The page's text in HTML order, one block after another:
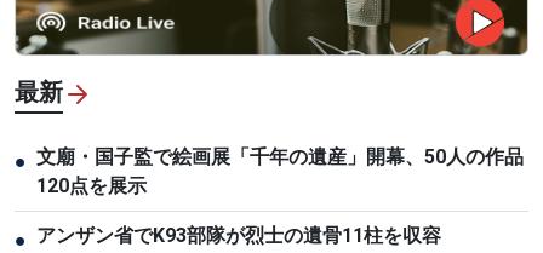
最新
● 文廟・国子監で絵画展「千年の遺産」開幕、50人の作品
120点を展示
● アンザン省でK93部隊が烈士の遺骨11柱を収容